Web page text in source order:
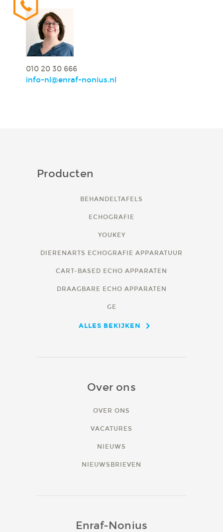
010 20 30 666
info-nl@enraf-nonius.nl
Producten
BEHANDELTAFELS
ECHOGRAFIE
YOUKEY
DIERENARTS ECHOGRAFIE APPARATUUR
CART-BASED ECHO APPARATEN
DRAAGBARE ECHO APPARATEN
GE
ALLES BEKIJKEN
Over ons
OVER ONS
VACATURES
NIEUWS
NIEUWSBRIEVEN
Enraf-Nonius